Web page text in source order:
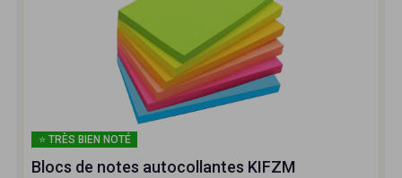
⭐ TRÈS BIEN NOTÉ
Blocs de notes autocollantes KIFZM